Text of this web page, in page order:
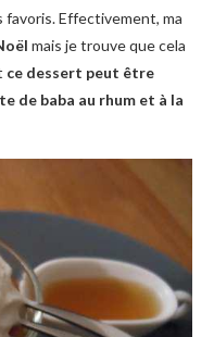
favoris. Effectivement, ma
mais je trouve que cela
ce dessert peut être
de baba au rhum et à la